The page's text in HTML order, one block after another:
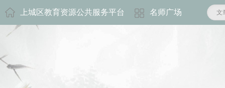
上城区教育资源公共服务平台 名师广场 文